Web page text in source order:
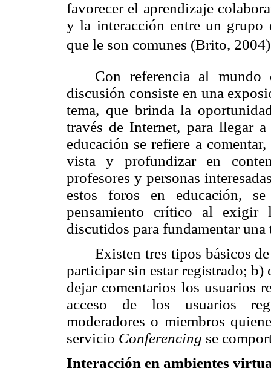
favorecer el aprendizaje
y la interacción entre un grupo
que le son comunes (Brito,
Con referencia al
discusión consiste en una
tema, que brinda la
través de Internet, para llegar
educación se refiere a
vista y profundizar en
profesores y personas
estos foros en educación,
pensamiento crítico al exigir
discutidos para fundamentar una
Existen tres tipos básicos
participar sin estar registrado;
dejar comentarios los usuarios
acceso de los usuarios
moderadores o miembros
servicio Conferencing se
Interacción en ambientes